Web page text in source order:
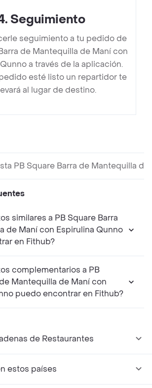
. Seguimiento
seguimiento a tu pedido de
de Mantequilla de Maní con
a través de la aplicación.
esté listo un repartidor te
al lugar de destino.
PB Square Barra de Mantequilla
similares a PB Square Barra
de Maní con Espirulina Qunno
en Fithub?
complementarios a PB
Mantequilla de Maní con
puedo encontrar en Fithub?
de Restaurantes
estos países